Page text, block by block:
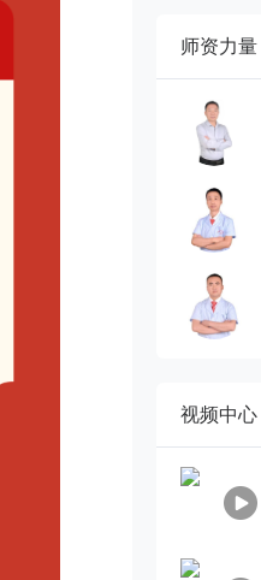
师资力量
视频中心